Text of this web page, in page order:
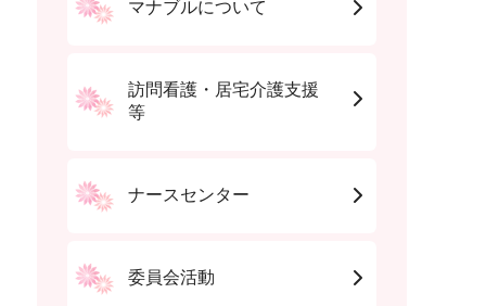
マナブルについて
訪問看護・居宅介護支援
等
ナースセンター
委員会活動